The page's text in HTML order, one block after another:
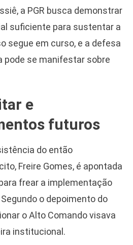
a PGR busca demonstrar
suficiente para sustentar a
segue em curso, e a defesa
pode se manifestar sobre
e
futuros
do então
Freire Gomes, é apontada
frear a implementação
o depoimento do
o Alto Comando visava
institucional.